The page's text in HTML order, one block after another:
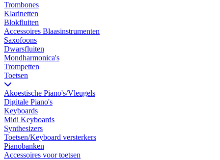
Trombones
Klarinetten
Blokfluiten
Accessoires Blaasinstrumenten
Saxofoons
Dwarsfluiten
Mondharmonica's
Trompetten
Toetsen
Akoestische Piano's/Vleugels
Digitale Piano's
Keyboards
Midi Keyboards
Synthesizers
Toetsen/Keyboard versterkers
Pianobanken
Accessoires voor toetsen